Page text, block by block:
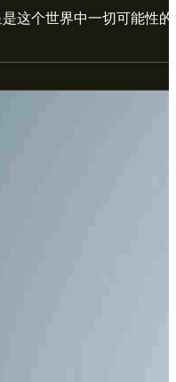
这个世界中一切可能性